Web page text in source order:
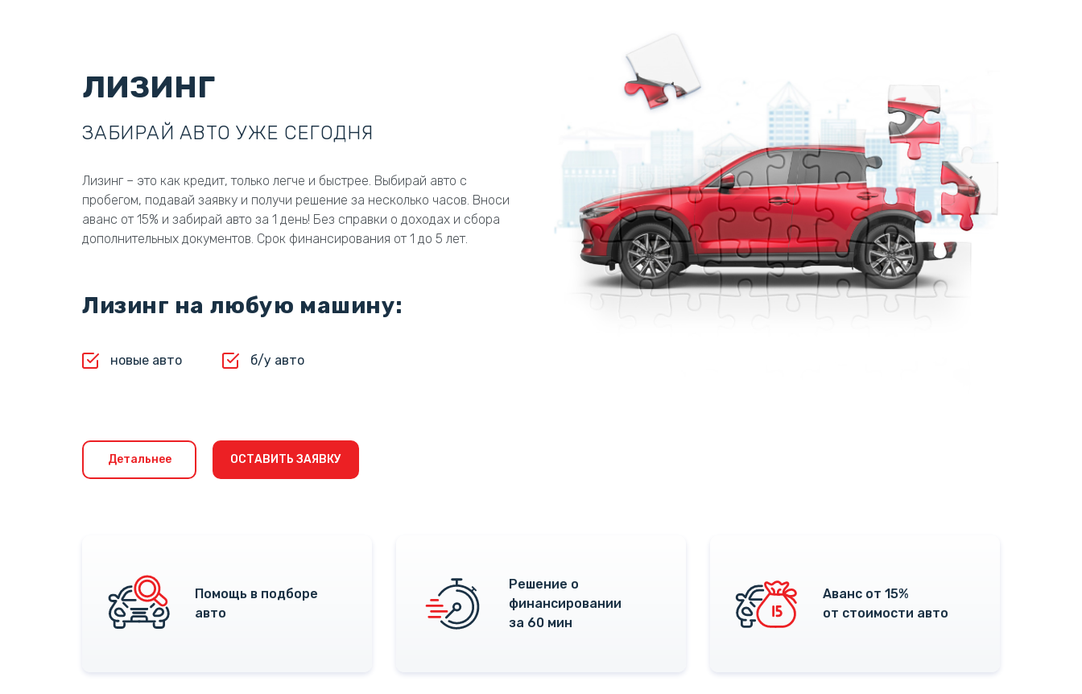
ЛИЗИНГ
ЗАБИРАЙ АВТО УЖЕ СЕГОДНЯ
Лизинг – это как кредит, только легче и быстрее. Выбирай авто с
пробегом, подавай заявку и получи решение за несколько часов. Вноси
аванс от 15% и забирай авто за 1 день! Без справки о доходах и сбора
дополнительных документов. Срок финансирования от 1 до 5 лет.
Лизинг на любую машину:
новые авто б/у авто
Детальнее ОСТАВИТЬ ЗАЯВКУ
Помощь в подборе
авто
Решение о
финансировании
за 60 мин
Аванс от 15%
от стоимости авто